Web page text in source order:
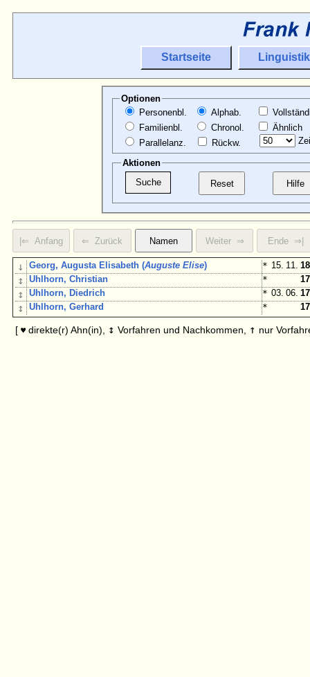
Startseite Linguistik
Optionen
Personenbl.
Familienbl.
Parallelanz.
Alphab.
Chronol.
Rückw.
Ähnlich
Aktionen
↓ Georg, Augusta Elisabeth (Auguste Elise) * 15. 11.
↕ Uhlhorn, Christian *
↕ Uhlhorn, Diedrich * 03. 06.
↕ Uhlhorn, Gerhard *
[ ♥ direkte(r) Ahn(in), ↕ Vorfahren und Nachkommen, ↑ nur